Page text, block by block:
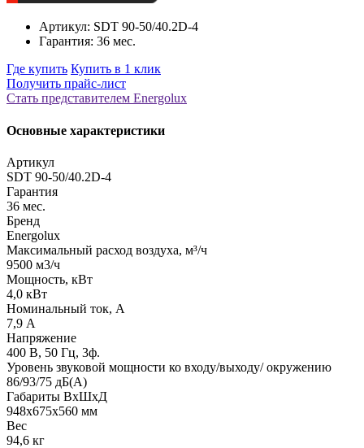
Артикул: SDT 90-50/40.2D-4
Гарантия: 36 мес.
Где купить Купить в 1 клик
Получить прайс-лист
Стать представителем Еnergolux
Основные характеристики
Артикул
SDT 90-50/40.2D-4
Гарантия
36 мес.
Бренд
Energolux
Максимальный расход воздуха, м³/ч
9500 м3/ч
Мощность, кВт
4,0 кВт
Номинальный ток, А
7,9 А
Напряжение
400 В, 50 Гц, 3ф.
Уровень звуковой мощности ко входу/выходу/ окружению
86/93/75 дБ(А)
Габариты ВхШхД
948x675x560 мм
Вес
94,6 кг